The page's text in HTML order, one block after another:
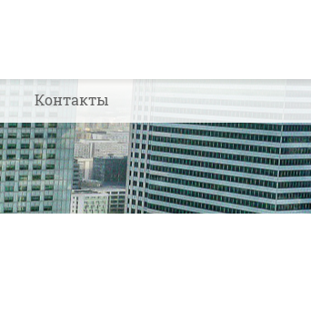
Контакты